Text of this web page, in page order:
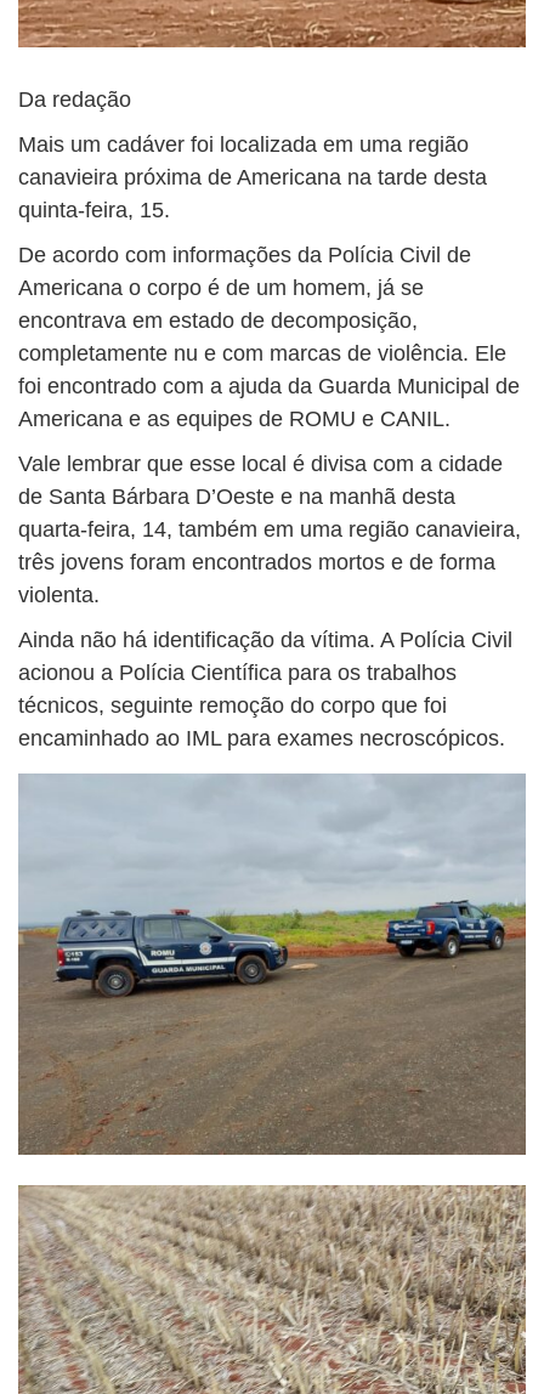
Da redação
Mais um cadáver foi localizada em uma região
canavieira próxima de Americana na tarde desta
quinta-feira, 15.
De acordo com informações da Polícia Civil de
Americana o corpo é de um homem, já se
encontrava em estado de decomposição,
completamente nu e com marcas de violência. Ele
foi encontrado com a ajuda da Guarda Municipal de
Americana e as equipes de ROMU e CANIL.
Vale lembrar que esse local é divisa com a cidade
de Santa Bárbara D’Oeste e na manhã desta
quarta-feira, 14, também em uma região canavieira,
três jovens foram encontrados mortos e de forma
violenta.
Ainda não há identificação da vítima. A Polícia Civil
acionou a Polícia Científica para os trabalhos
técnicos, seguinte remoção do corpo que foi
encaminhado ao IML para exames necroscópicos.